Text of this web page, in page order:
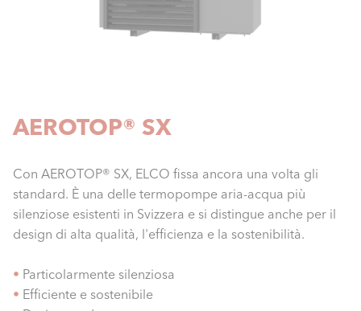
AEROTOP® SX
Con AEROTOP® SX, ELCO fissa ancora una volta gli
standard. È una delle termopompe aria-acqua più
silenziose esistenti in Svizzera e si distingue anche per il
design di alta qualità, l'efficienza e la sostenibilità.
• Particolarmente silenziosa
• Efficiente e sostenibile